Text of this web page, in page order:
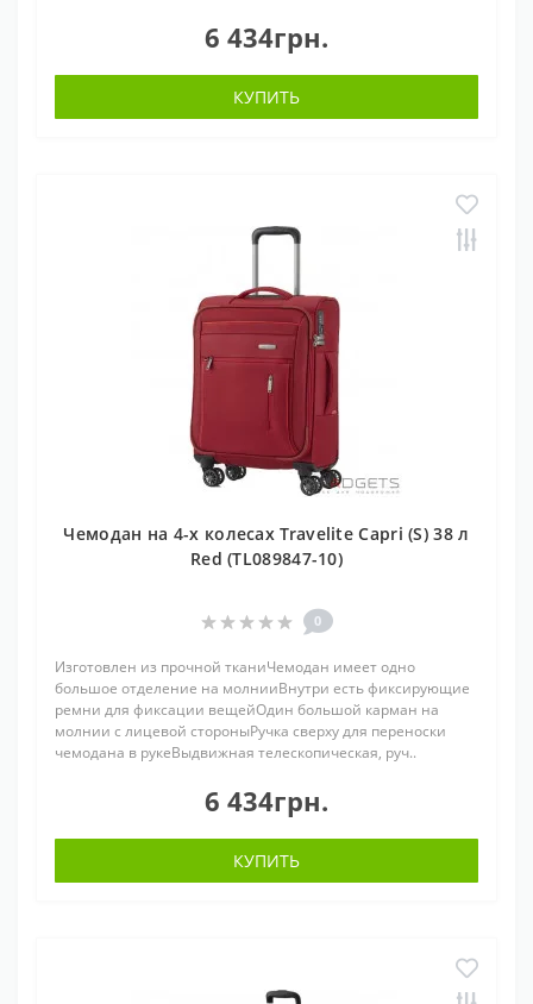
6 434грн.
КУПИТЬ
Чемодан на 4-х колесах Travelite Capri (S) 38 л
Red (TL089847-10)
0
Изготовлен из прочной тканиЧемодан имеет одно
большое отделение на молнииВнутри есть фиксирующие
ремни для фиксации вещейОдин большой карман на
молнии с лицевой стороныРучка сверху для переноски
чемодана в рукеВыдвижная телескопическая, руч..
6 434грн.
КУПИТЬ